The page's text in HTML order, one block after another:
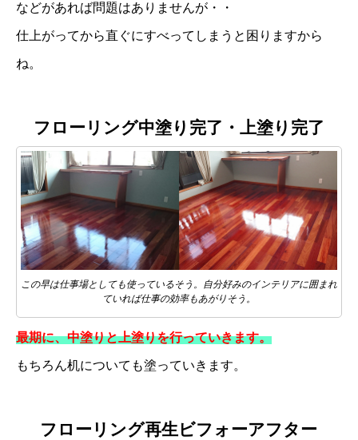
などがあれば問題はありませんが・・
仕上がってから直ぐにすべってしまうと困りますから
ね。
フローリング中塗り完了・上塗り完了
この早は仕事場としても使っているそう。自分好みのインテリアに囲まれ
ていれば仕事の効率もあがりそう。
最期に、中塗りと上塗りを行っていきます。
もちろん机についても塗っていきます。
フローリング再生ビフォーアフター